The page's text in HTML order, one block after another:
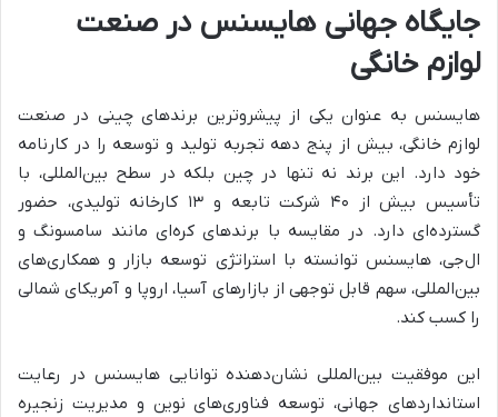
جایگاه جهانی هایسنس در صنعت
لوازم خانگی
هایسنس به عنوان یکی از پیشروترین برندهای چینی در صنعت
لوازم خانگی، بیش از پنج دهه تجربه تولید و توسعه را در کارنامه
خود دارد. این برند نه تنها در چین بلکه در سطح بین‌المللی، با
تأسیس بیش از ۴۰ شرکت تابعه و ۱۳ کارخانه تولیدی، حضور
گسترده‌ای دارد. در مقایسه با برندهای کره‌ای مانند سامسونگ و
ال‌جی، هایسنس توانسته با استراتژی توسعه بازار و همکاری‌های
بین‌المللی، سهم قابل توجهی از بازارهای آسیا، اروپا و آمریکای شمالی
را کسب کند.
این موفقیت بین‌المللی نشان‌دهنده توانایی هایسنس در رعایت
استانداردهای جهانی، توسعه فناوری‌های نوین و مدیریت زنجیره